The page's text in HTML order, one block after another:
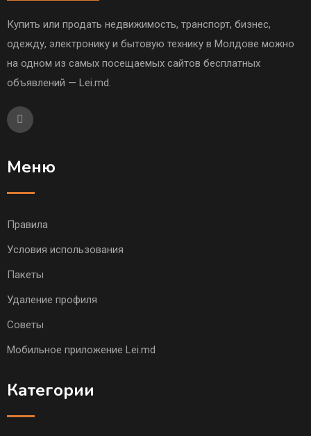
Купить или продать недвижимость, транспорт, бизнес,
одежду, электронику и бытовую технику в Молдове можно
на одном из самых посещаемых сайтов бесплатных
объявлений — Lei.md.
Меню
Правила
Условия использования
Пакеты
Удаление профиля
Советы
Мобильное приложение Lei.md
Категории